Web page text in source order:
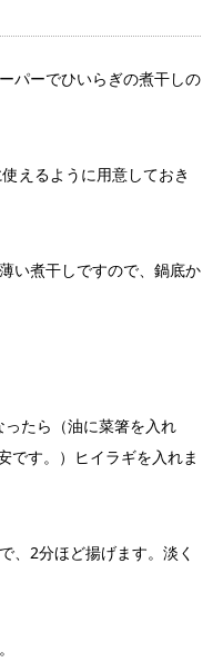
パーでひいらぎの煮干しの
えるように用意しておき
い煮干しですので、鍋底か
たら（油に菜箸を入れ
です。）ヒイラギを入れま
、2分ほど揚げます。淡く